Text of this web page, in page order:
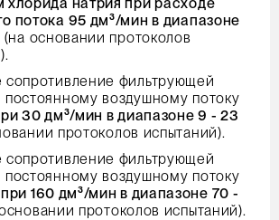
потока 95 дм³/мин в диапазоне
(на основании протоколов
сопротивление фильтрующей
постоянному воздушному потоку
30 дм³/мин в диапазоне 9 - 23
протоколов испытаний).
сопротивление фильтрующей
постоянному воздушному потоку
при 160 дм³/мин в диапазоне 70 -
протоколов испытаний).